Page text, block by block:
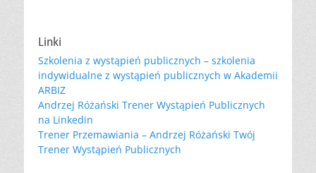
Linki
Szkolenia z wystąpień publicznych – szkolenia
indywidualne z wystąpień publicznych w Akademii
ARBIZ
Andrzej Różański Trener Wystąpień Publicznych
na Linkedin
Trener Przemawiania – Andrzej Różański Twój
Trener Wystąpień Publicznych